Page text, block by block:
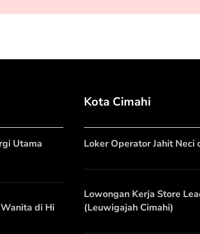
Utama
di Hi
Kota Cimahi
Loker Operator Jahit Neci
Lowongan Kerja Store
(Leuwigajah Cimahi)